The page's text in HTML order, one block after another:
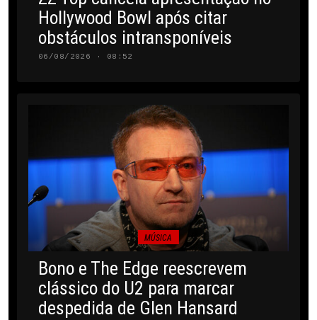
Hollywood Bowl após citar
obstáculos intransponíveis
06/08/2026 · 08:52
MÚSICA
Bono e The Edge reescrevem
clássico do U2 para marcar
despedida de Glen Hansard